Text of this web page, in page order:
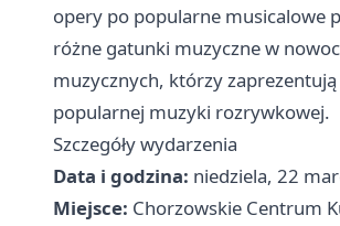
opery po popularne musicalowe
różne gatunki muzyczne w
muzycznych, którzy
popularnej muzyki rozrywkowej.
Szczegóły wydarzenia
Data i godzina: niedziela, 22
Miejsce: Chorzowskie Centrum